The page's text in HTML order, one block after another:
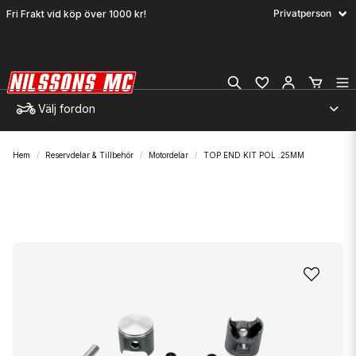
Fri Frakt vid köp över 1000 kr!
Välj fordon
Hem Reservdelar & Tillbehör Motordelar TOP END KIT POL .25MM